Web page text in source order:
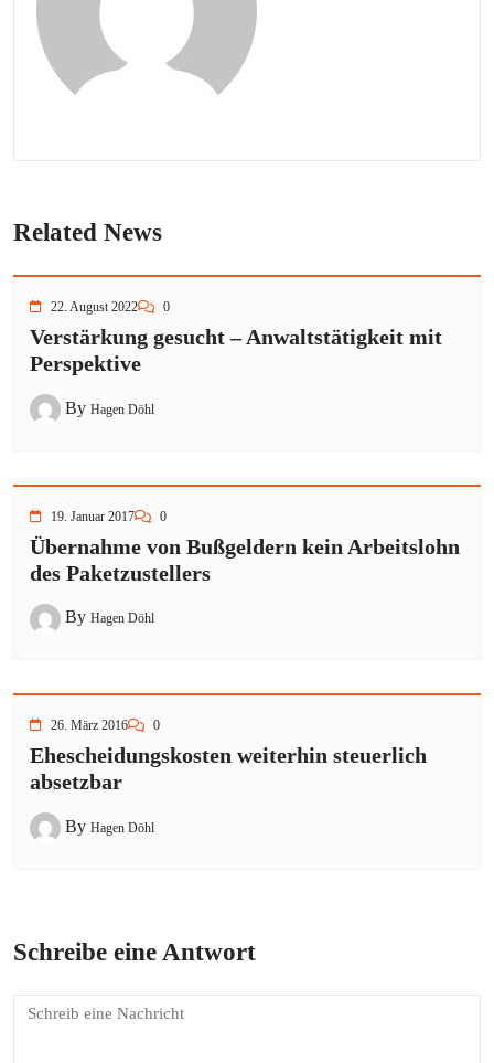
Related News
22. August 2022 0
Verstärkung gesucht – Anwaltstätigkeit mit
Perspektive
By Hagen Döhl
19. Januar 2017 0
Übernahme von Bußgeldern kein Arbeitslohn
des Paketzustellers
By Hagen Döhl
26. März 2016 0
Ehescheidungskosten weiterhin steuerlich
absetzbar
By Hagen Döhl
Schreibe eine Antwort